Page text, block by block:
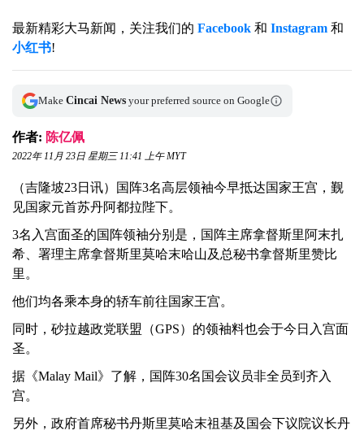
最新精彩大马新闻，关注我们的 Facebook 和 Instagram 和
小红书!
Make Cincai News your preferred source on Google
作者: 陈亿佩
2022年 11月 23日 星期三 11:41 上午 MYT
（吉隆坡23日讯）国阵3名高层领袖今早抵达国家王宫，觐
见国家元首苏丹阿都拉陛下。
3名入宫面圣的国阵领袖分别是，国阵主席拿督斯里阿末扎
希、署理主席拿督斯里莫哈末哈山及总秘书拿督斯里赞比
里。
他们均各乘本身的轿车前往国家王宫。
同时，砂拉越政党联盟（GPS）的领袖料也会于今日入宫面
圣。
据《Malay Mail》了解，国阵30名国会议员非全员到齐入
宫。
另外，政府首席秘书丹斯里莫哈末祖基及国会下议院议长丹